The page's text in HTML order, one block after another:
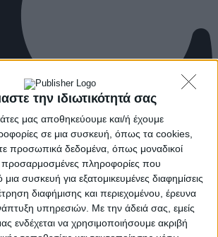
την ιδιωτικότητά σας
μας αποθηκεύουμε και/ή έχουμε
σε μια συσκευή, όπως τα cookies,
προσωπικά δεδομένα, όπως μοναδικοί
προσαρμοσμένες πληροφορίες που
συσκευή για εξατομικευμένες διαφημίσεις
διαφήμισης και περιεχομένου, έρευνα
υπηρεσιών. Με την άδειά σας, εμείς
ενδέχεται να χρησιμοποιήσουμε ακριβή